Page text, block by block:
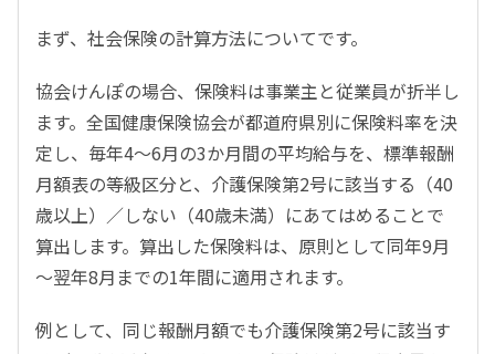
まず、社会保険の計算方法についてです。
協会けんぽの場合、保険料は事業主と従業員が折半し
ます。全国健康保険協会が都道府県別に保険料率を決
定し、毎年4～6月の3か月間の平均給与を、標準報酬
月額表の等級区分と、介護保険第2号に該当する（40
歳以上）／しない（40歳未満）にあてはめることで
算出します。算出した保険料は、原則として同年9月
～翌年8月までの1年間に適用されます。
例として、同じ報酬月額でも介護保険第2号に該当す